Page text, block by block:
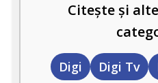
Citește și
Digi Digi Tv